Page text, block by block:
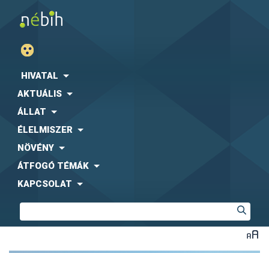
HIVATAL
AKTUÁLIS
ÁLLAT
ÉLELMISZER
NÖVÉNY
ÁTFOGÓ TÉMÁK
KAPCSOLAT